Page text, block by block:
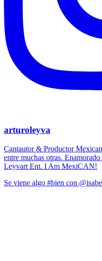
arturoleyva
Cantautor & Productor
entre muchas otras.
Leyvart Ent. I Am MexiCAN!
Se viene algo #bien con